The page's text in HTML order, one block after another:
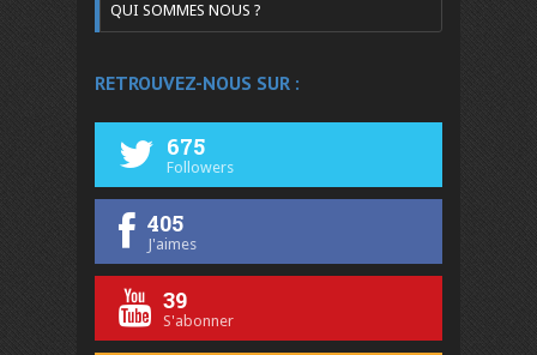
QUI SOMMES NOUS ?
RETROUVEZ-NOUS SUR :
675
Followers
405
J'aimes
39
S'abonner